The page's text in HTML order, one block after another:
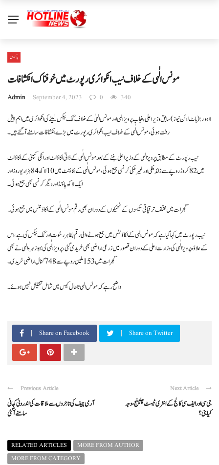
پاکستان
مونس الٰہی کے خلاف نیب انکوائری رپورٹ میں خوفناک انکشافات
Admin September 4, 2023 0 340
لاہور: ( ہاٹ لائن نیوز) سابق وزیر اعلی پنجاب پرویز الہی اور مونس الہیٰ کے خلاف کک بیکس لینے کی انکوائری میں اہم پیش
رفت ہوئی ، مونس الٰہی کے خلاف نیب انکوائری رپورٹ میں بڑے انکشافات سامنے آ گئے ہیں ۔
نیب رپورٹ کے مطابق پرویز الہی کے وزیراعلی بننے کے بعد مونس الٰہی کے ذاتی اکاؤنٹ اور انکی کمپنی کے اکاؤنٹ
میں 82 کروڑ روپے سے زائد ملکی اور غیر ملکی کرنسی جمع ہوئی ، مونس الٰہی کے اکاؤنٹ میں 10 لاکھ 84 ہزار یوروز اور
ایک لاکھ پاؤنڈ اور دیگر کرنسی بھی جمع ہوئی ۔
گجرات میں مختلف ترقیاتی سکیموں کے ٹھیکوں کے دوران بھی رقم مونس الٰہی کے اکاؤنٹس میں جمع ہوئی ۔
نیب رپورٹ میں کہا گیا ہے کہ مونس الہی کے اکاؤنٹس میں جمع ہونے والی رقم بظاہر رشوت اور کک بیکس کی ہے ، اس
کے علاؤہ پرویز الٰہی کی وزارت اعلی کے دوران قصور میں زرعی اراضی بھی خریدی گئی،پرویز الٰہی کی بہو زہرہ الہی نے بھی
گجرات میں 153 ملین روپے سے 748 کنال اراضی خریدی ۔
واضح رہے کہ مونس الہی تاحال کیس میں شامل تفتیش نہیں ہوئے ۔
Share on Facebook Share on Twitter
Previous Article
آرمی چیف کی تاجروں سے ملاقات کی اندرونی کہانی
سامنے آگئی
Next Article
جی سی اور ایف سی کالج کے انٹری ٹیسٹ چلینج،وجہ
کیابنی؟
RELATED ARTICLES
MORE FROM AUTHOR
MORE FROM CATEGORY